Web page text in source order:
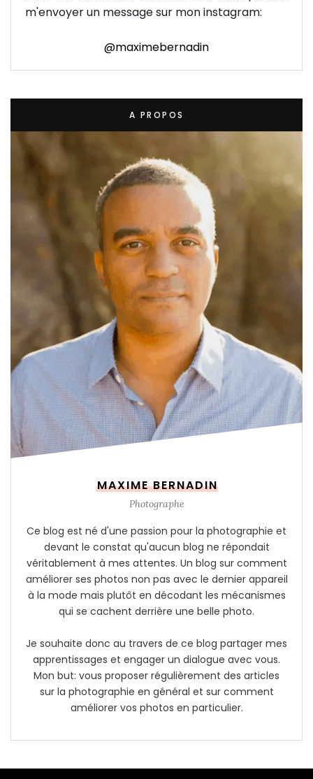
m'envoyer un message sur mon instagram:
@maximebernadin
A PROPOS
MAXIME BERNADIN
Photographe
Ce blog est né d'une passion pour la photographie et
devant le constat qu'aucun blog ne répondait
véritablement à mes attentes. Un blog sur comment
améliorer ses photos non pas avec le dernier appareil
à la mode mais plutôt en décodant les mécanismes
qui se cachent derrière une belle photo.
Je souhaite donc au travers de ce blog partager mes
apprentissages et engager un dialogue avec vous.
Mon but: vous proposer régulièrement des articles
sur la photographie en général et sur comment
améliorer vos photos en particulier.